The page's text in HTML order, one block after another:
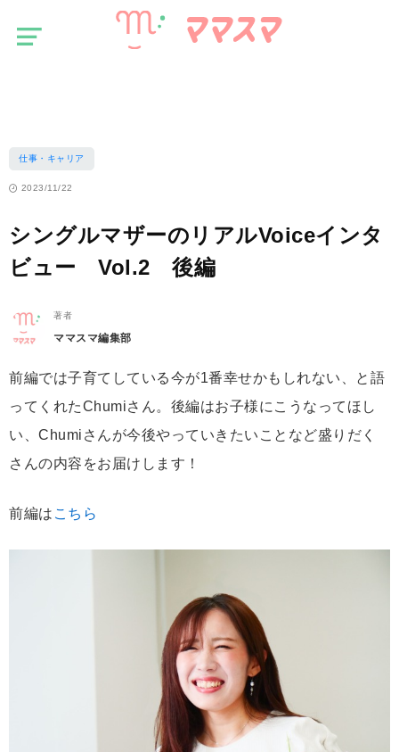
仕事・キャリア
シングルマザーのリアルVoiceインタビュー Vol.2 後編
仕事・キャリア
2023/11/22
シングルマザーのリアルVoiceインタ
ビュー Vol.2 後編
著者
ママスマ編集部
前編では子育てしている今が1番幸せかもしれない、と語
ってくれたChumiさん。後編はお子様にこうなってほし
い、Chumiさんが今後やっていきたいことなど盛りだく
さんの内容をお届けします！
前編は こちら